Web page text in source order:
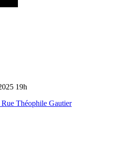
19h
Rue Théophile Gautier